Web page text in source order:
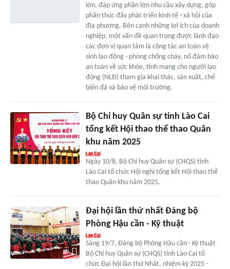
lớn, đáp ứng phần lớn nhu cầu xây dựng, góp
phần thúc đẩy phát triển kinh tế - xã hội của
địa phương. Bên cạnh những lợi ích của doanh
nghiệp, một vấn đề quan trọng được lãnh đạo
các đơn vị quan tâm là công tác an toàn vệ
sinh lao động - phòng chống cháy, nổ đảm bảo
an toàn về sức khỏe, tính mạng cho người lao
động (NLĐ) tham gia khai thác, sản xuất, chế
biến đá và bảo vệ môi trường.
Bộ Chỉ huy Quân sự tỉnh Lào Cai
tổng kết Hội thao thể thao Quân
khu năm 2025
Ngày 10/8, Bộ Chỉ huy Quân sự (CHQS) tỉnh
Lào Cai tổ chức Hội nghị tổng kết Hội thao thể
thao Quân khu năm 2025.
Đại hội lần thứ nhất Đảng bộ
Phòng Hậu cần - Kỹ thuật
Sáng 19/7, Đảng bộ Phòng Hậu cần - Kỹ thuật
Bộ Chỉ huy Quân sự (CHQS) tỉnh Lào Cai tổ
chức Đại hội lần thứ Nhất, nhiệm kỳ 2025 -